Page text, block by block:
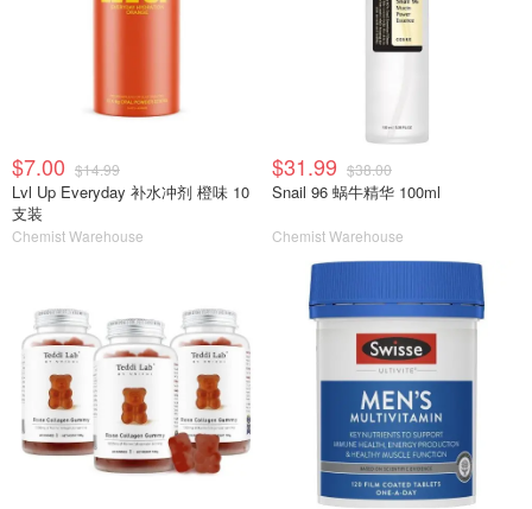
$7.00 $14.99
Lvl Up Everyday 补水冲剂 橙味 10
支装
Chemist Warehouse
$31.99 $38.00
Snail 96 蜗牛精华 100ml
Chemist Warehouse